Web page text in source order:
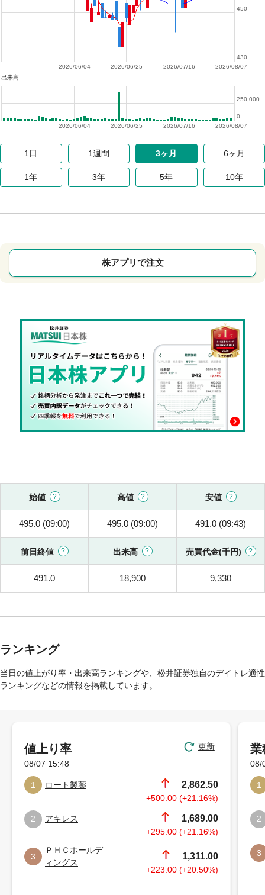
2026/08/07
2026/07/16
2026/06/25
2026/06/04
430
450
出来高
2026/08/07
2026/07/16
2026/06/25
2026/06/04
0
250,000
1日 1週間 3ヶ月 6ヶ月
1年 3年 5年 10年
株アプリで注文
始値 高値 安値
495.0 (09:00) 495.0 (09:00) 491.0 (09:43)
前日終値 出来高 売買代金(千円)
491.0 18,900 9,330
ランキング
当日の値上がり率・出来高ランキングや、松井証券独自のデイトレ適性
ランキングなどの情報を掲載しています。